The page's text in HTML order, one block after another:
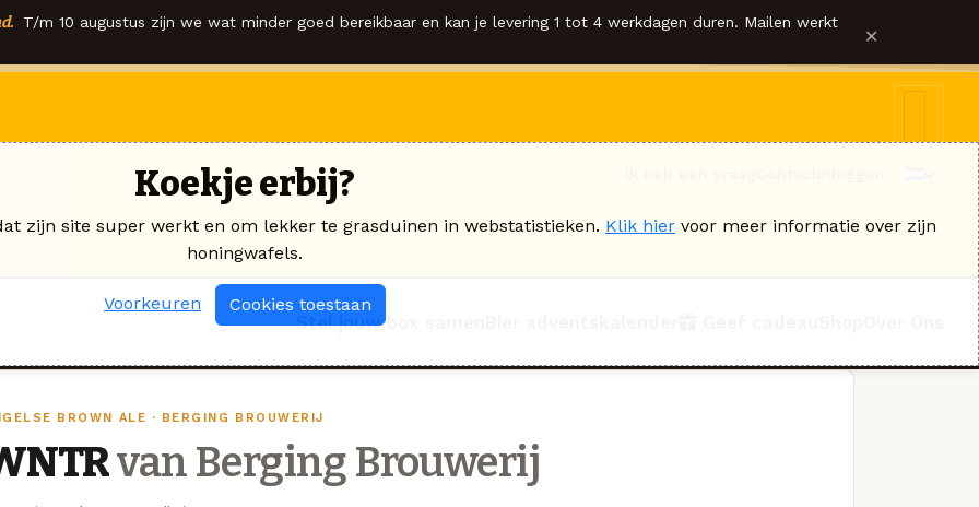
T/m 10 augustus zijn we wat minder goed bereikbaar en kan je levering 1 tot 4 werkdagen duren. Mailen werkt ×
Stel jouw box samen
BROWN ALE · BERGING BROUWERIJ
van Berging Brouwerij
Koekje erbij?
zijn site super werkt en om lekker te grasduinen in webstatistieken. Klik hier voor meer informatie over zijn
honingwafels.
Voorkeuren Cookies toestaan